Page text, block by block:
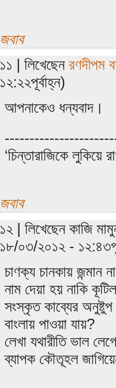
জবাব
১১ | লিখেছেন রণদীপম
১২:২২পূর্বাহ্ন)
আপনাকেও ধন্যবাদ।
‘চিন্তারাজিকে লুকিয়ে
জবাব
১২ | লিখেছেন কাজি
১৮/০৩/২০১২ -
চাণক্য চানকায় জন্মান
নাম দেয়া হয় নাকি
সংস্কৃত কাব্যের অনুষ্টুপ
বাংলায় পাওয়া যায়?
লেখা যথারীতি ভাল
ব্যাপক কৌতূহল